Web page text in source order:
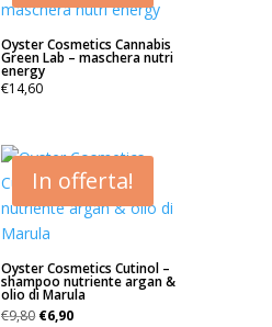
Oyster Cosmetics Cannabis
Green Lab – maschera nutri
energy
€14,60
In offerta!
Oyster Cosmetics Cutinol –
shampoo nutriente argan &
olio di Marula
€9,80 Il
€6,90Il